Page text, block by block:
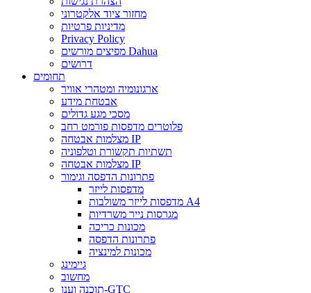
מחזור ציוד אלקטרוני
מדיניות פרטיות
Privacy Policy
מפיצים מורשים Dahua
דרושים
תחומים
ארגונומיה ומטהרי אוויר
אבטחת מידע
מסכי מגע גדולים
פלוטרים מדפסות פורמט רחב
מצלמות אבטחה IP
תשתיות תקשורת וטלפוניה
מצלמות אבטחה IP
פתרונות הדפסה וגימור
מדפסות לייזר
מדפסות לייזר משולבות A4
מגרסות נייר משרדיות
מכונות כריכה
פתרונות הדפסה
מכונות למינציה
גיימינג
מחשוב
תוכנה וענן-GTC